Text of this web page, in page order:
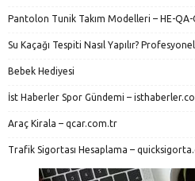
Pantolon Tunik Takım Modelleri – HE-QA-
Su Kaçağı Tespiti Nasıl Yapılır?
Bebek Hediyesi
İst Haberler Spor Gündemi –
Araç Kirala – qcar.com.tr
Trafik Sigortası Hesaplama –